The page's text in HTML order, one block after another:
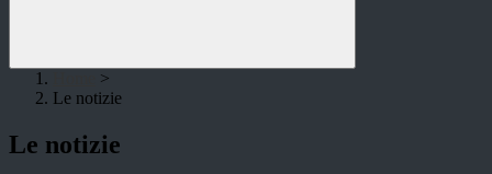
>
Le notizie
Le notizie